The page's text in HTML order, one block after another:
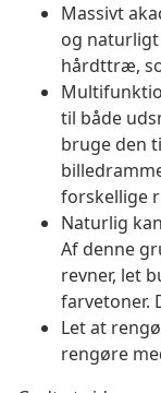
Massivt
og
hårdttræ,
til både
bruge den
forskellige
Naturlig
Af denne
revner, let
farvetoner.
Let at
rengøre